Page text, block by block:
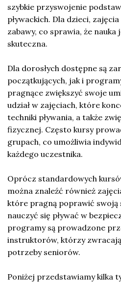
szybkie przyswojenie
pływackich. Dla dzieci,
zabawy, co sprawia, że
skuteczna.
Dla dorosłych dostępne są
początkujących, jak i
pragnące zwiększyć swoje
udział w zajęciach, które
techniki pływania, a także
fizycznej. Często kursy
grupach, co umożliwia
każdego uczestnika.
Oprócz standardowych
można znaleźć również
które pragną poprawić swoją
nauczyć się pływać w
programy są prowadzone
instruktorów, którzy
potrzeby seniorów.
Poniżej przedstawiamy kilka